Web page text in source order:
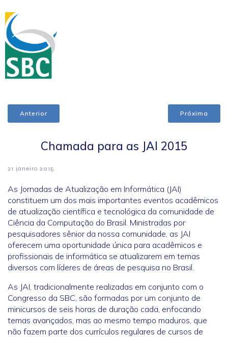
Anterior Próxima
Chamada para as JAI 2015
21 janeiro 2015
As Jornadas de Atualização em Informática (JAI)
constituem um dos mais importantes eventos acadêmicos
de atualização científica e tecnológica da comunidade de
Ciência da Computação do Brasil. Ministradas por
pesquisadores sênior da nossa comunidade, as JAI
oferecem uma oportunidade única para acadêmicos e
profissionais de informática se atualizarem em temas
diversos com líderes de áreas de pesquisa no Brasil.
As JAI, tradicionalmente realizadas em conjunto com o
Congresso da SBC, são formadas por um conjunto de
minicursos de seis horas de duração cada, enfocando
temas avançados, mas ao mesmo tempo maduros, que
não fazem parte dos currículos regulares de cursos de